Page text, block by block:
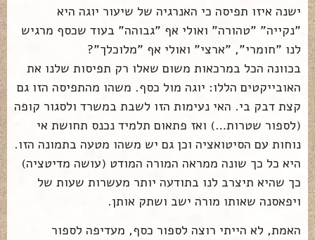
ישנה איזו תפיסה כי האנרגיה של שיעור יוגה היא
"נקייה" "טהורה" ואולי אף "גבוהה" בעוד שכסף מרגיש
לנו "חומרי", "ארצי" ואולי אף "מלוכלך"?
בכוונה הכל במרכאות משום שאלו רק תפיסות שלנו את
האובייקטים הללו: יוגה מול כסף. משהו מהתפיסה הזו גם
קצת דבק בי. האי נעימות הזו לשבת במשרד ולסגור קופה
(לספור שטרות…) ואז פתאום תלמיד נכנס תחושת אי
נוחות עם הסיטואציה וכן גם יש משהו מטעה בתמונה הזו.
היא כל כך שונה ממראה המורה המודט (עושה מדיטציה)
כך שהיא תיצרב לנו בתודעה יותר מעשרות שעות של
ויפאסנה שאותו מורה ישב ושתק אותן.
האמת, לא הייתי רוצה לספור כסף, מעדיפה לספור